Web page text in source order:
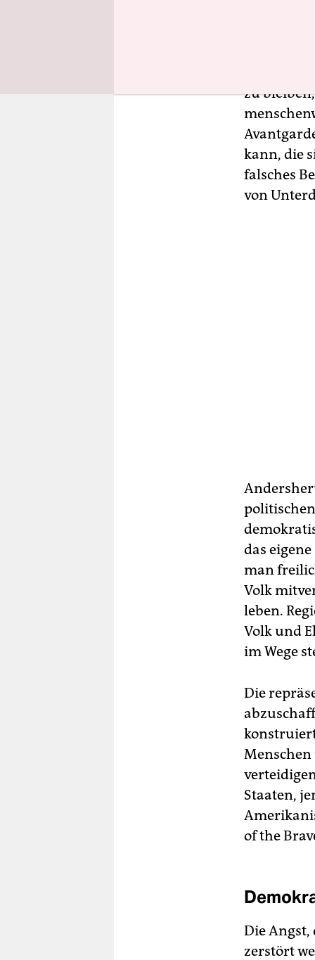
die
luxuriöse
zu
kann, die
falsches
von
das
man
Volk
leben.
Volk und
im Wege
Die
Staaten,
of the
Die Angst,
zerstört